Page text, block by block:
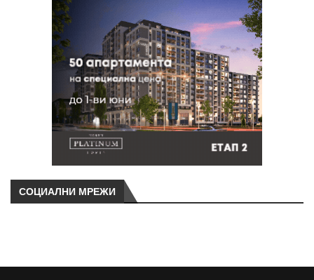
СОЦИАЛНИ МРЕЖИ